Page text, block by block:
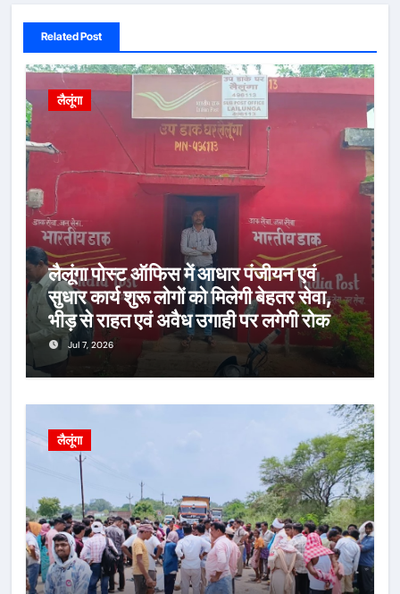
Related Post
लैलूंगा
लैलूंगा पोस्ट ऑफिस में आधार पंजीयन एवं
सुधार कार्य शुरू लोगों को मिलेगी बेहतर सेवा,
भीड़ से राहत एवं अवैध उगाही पर लगेगी रोक
Jul 7, 2026
लैलूंगा